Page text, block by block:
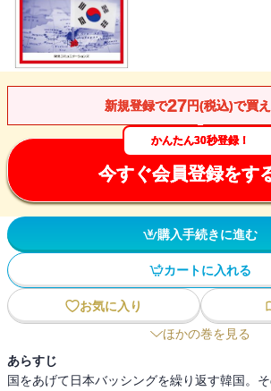
新規登録で27円(税込)で買え
かんたん30秒登録！
今すぐ会員登録をす
購入手続きに進む
カートに入れる
お気に入り
ほかの巻を見る
あらすじ
国をあげて日本バッシングを繰り返す韓国。